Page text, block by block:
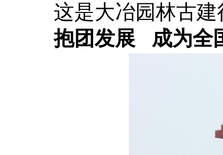
这是大冶园林古
抱团发展 成为全